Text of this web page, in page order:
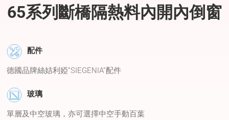
65系列斷橋隔熱料內開內倒窗
配件
德國品牌絲姞利婭”SIEGENIA”配件
玻璃
單層及中空玻璃，亦可選擇中空手動百葉